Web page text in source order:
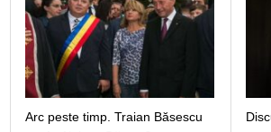
Arc peste timp. Traian Băsescu